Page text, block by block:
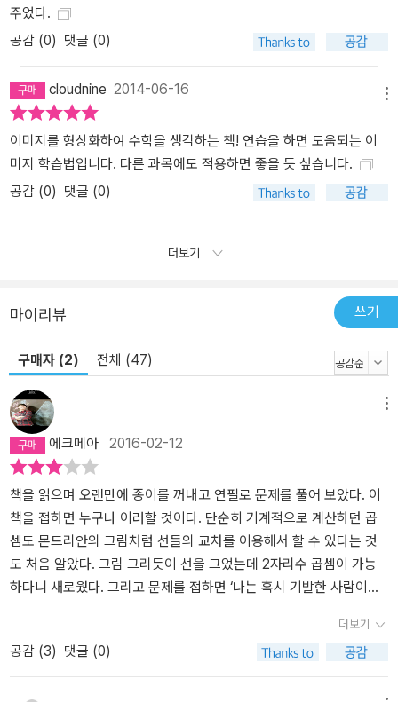
주었다.
공감 (0) 댓글 (0)
cloudnine 2014-06-16
이미지를 형상화하여 수학을 생각하는 책! 연습을 하면 도움되는 이
미지 학습법입니다. 다른 과목에도 적용하면 좋을 듯 싶습니다.
공감 (0) 댓글 (0)
더보기
마이리뷰 쓰기
구매자 (2) 전체 (47)
에크메아 2016-02-12
책을 읽으며 오랜만에 종이를 꺼내고 연필로 문제를 풀어 보았다. 이
책을 접하면 누구나 이러할 것이다. 단순히 기계적으로 계산하던 곱
셈도 몬드리안의 그림처럼 선들의 교차를 이용해서 할 수 있다는 것
도 처음 알았다. 그림 그리듯이 선을 그었는데 2자리수 곱셈이 가능
하다니 새로웠다. 그리고 문제를 접하면 ‘나는 혹시 기발한 사람이지
보통 ‘너도 평범하구나’ 하는 소리를 듣고 싶어하지는 않으니까. 결과
는 ‘나는 평범하다’ 이다. 입시 교육의 폐단인지 원래 성격이 그런지
몰라도 숫자를 보든, 도형을 보든 문제를 보는 순간 계산부터 하려고
더보기
공감 (3) 댓글 (0)